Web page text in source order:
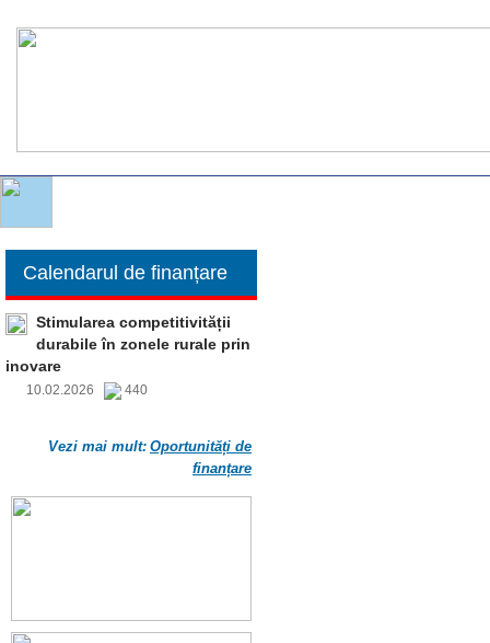
Calendarul de finanțare
Stimularea competitivității
durabile în zonele rurale prin
inovare
10.02.2026 440
Vezi mai mult: Oportunități de
finanțare